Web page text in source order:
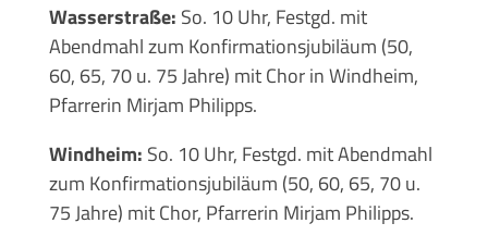
Wasserstraße: So. 10 Uhr, Festgd. mit
Abendmahl zum Konfirmationsjubiläum (50,
60, 65, 70 u. 75 Jahre) mit Chor in Windheim,
Pfarrerin Mirjam Philipps.
Windheim: So. 10 Uhr, Festgd. mit Abendmahl
zum Konfirmationsjubiläum (50, 60, 65, 70 u.
75 Jahre) mit Chor, Pfarrerin Mirjam Philipps.